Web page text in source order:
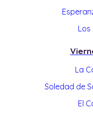
Los
La
Soledad de
El